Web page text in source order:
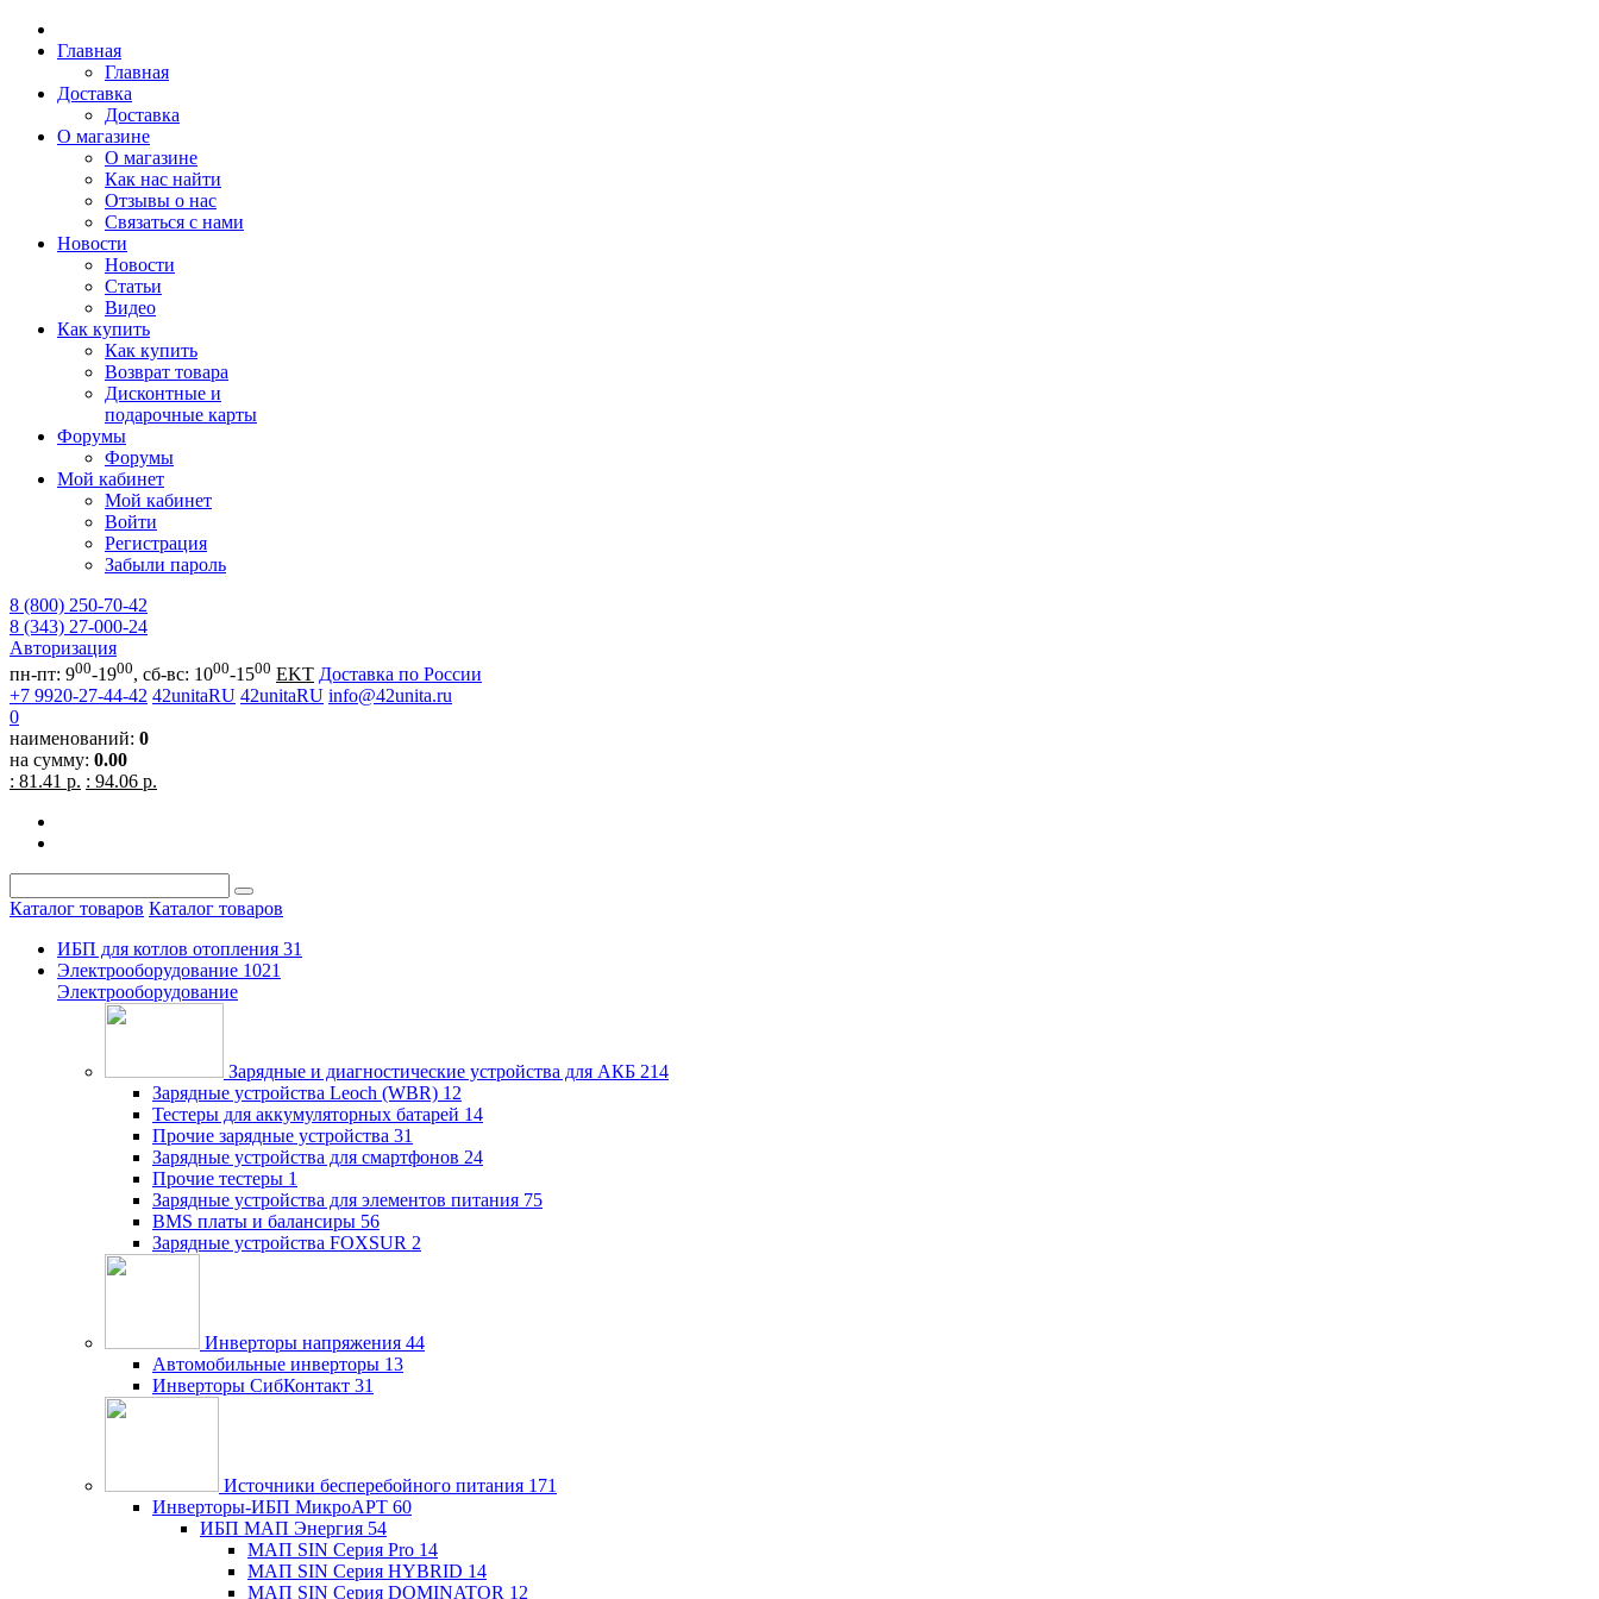
Главная
Главная
Доставка
Доставка
О магазине
О магазине
Как нас найти
Отзывы о нас
Связаться с нами
Новости
Новости
Статьи
Видео
Как купить
Как купить
Возврат товара
Дисконтные и
подарочные карты
Форумы
Форумы
Мой кабинет
Мой кабинет
Войти
Регистрация
Забыли пароль
8 (800) 250-70-42
8 (343) 27-000-24
Авторизация
пн-пт: 900-1900, сб-вс: 1000-1500 EKT Доставка по России
+7 9920-27-44-42 42unitaRU 42unitaRU info@42unita.ru
0
наименований: 0
на сумму: 0.00
: 81.41 р. : 94.06 р.
Каталог товаров Каталог товаров
ИБП для котлов отопления 31
Электрооборудование 1021
Электрооборудование
Зарядные и диагностические устройства для АКБ 214
Зарядные устройства Leoch (WBR) 12
Тестеры для аккумуляторных батарей 14
Прочие зарядные устройства 31
Зарядные устройства для смартфонов 24
Прочие тестеры 1
Зарядные устройства для элементов питания 75
BMS платы и балансиры 56
Зарядные устройства FOXSUR 2
Инверторы напряжения 44
Автомобильные инверторы 13
Инверторы СибКонтакт 31
Источники бесперебойного питания 171
Инверторы-ИБП МикроАРТ 60
ИБП МАП Энергия 54
МАП SIN Серия Pro 14
МАП SIN Серия HYBRID 14
МАП SIN Серия DOMINATOR 12